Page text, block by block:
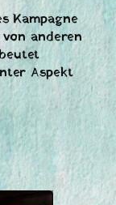
Kampagne
anderen
Aspekt